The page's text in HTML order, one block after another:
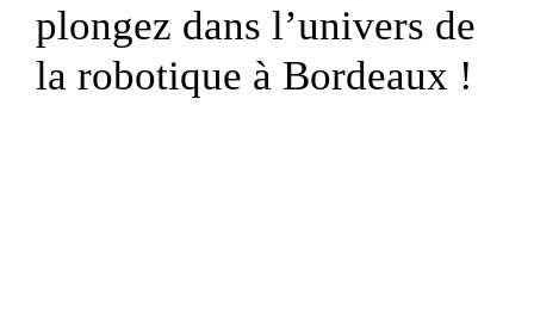
plongez dans l’univers de
la robotique à Bordeaux !